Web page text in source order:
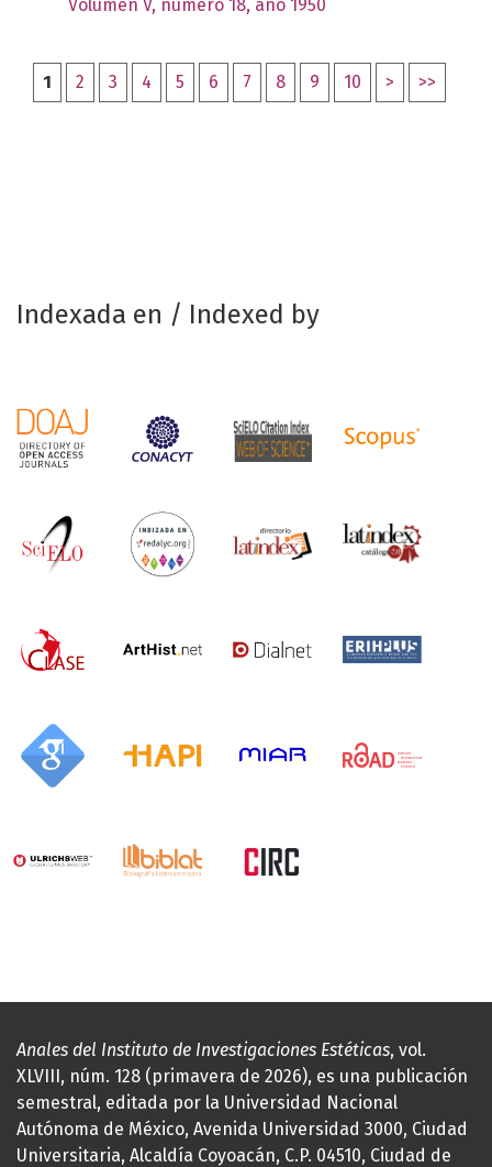
Volumen V, número 18, año 1950
1 2 3 4 5 6 7 8 9 10 > >>
Indexada en / Indexed by
Anales del Instituto de Investigaciones Estéticas, vol.
XLVIII, núm. 128 (primavera de 2026), es una publicación
semestral, editada por la Universidad Nacional
Autónoma de México, Avenida Universidad 3000, Ciudad
Universitaria, Alcaldía Coyoacán, C.P. 04510, Ciudad de